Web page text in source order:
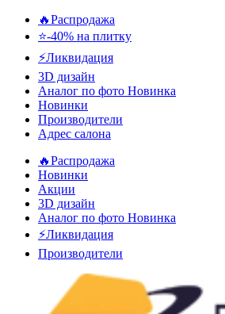
🔥Распродажа
⭐-40% на плитку
⚡️Ликвидация
3D дизайн
Аналог по фото Новинка
Новинки
Производители
Адрес салона
🔥Распродажа
Новинки
Акции
3D дизайн
Аналог по фото Новинка
⚡Ликвидация
Производители